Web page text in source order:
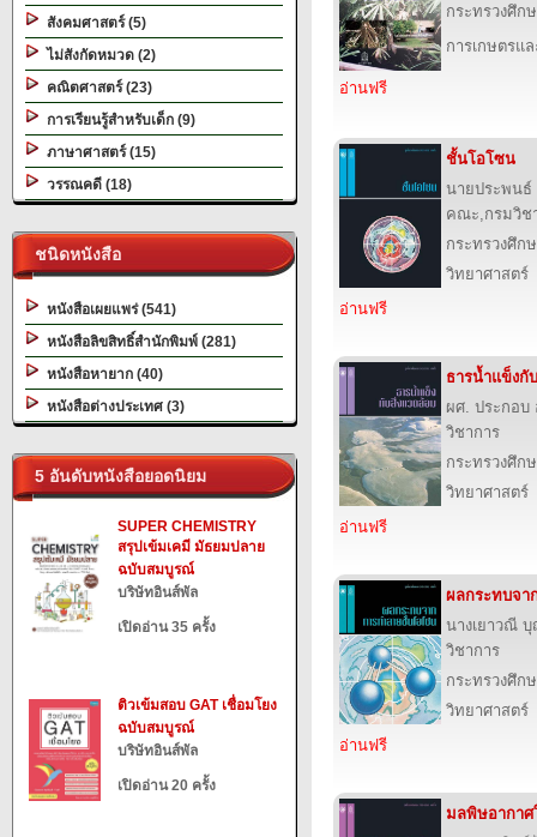
สังคมศาสตร์ (5)
ไม่สังกัดหมวด (2)
คณิตศาสตร์ (23)
การเรียนรู้สำหรับเด็ก (9)
ภาษาศาสตร์ (15)
วรรณคดี (18)
ชนิดหนังสือ
หนังสือเผยแพร่ (541)
หนังสือลิขสิทธิ์สำนักพิมพ์ (281)
หนังสือหายาก (40)
หนังสือต่างประเทศ (3)
5 อันดับหนังสือยอดนิยม
SUPER CHEMISTRY
สรุปเข้มเคมี มัธยมปลาย
ฉบับสมบูรณ์
บริษัทอินส์พัล
เปิดอ่าน 35 ครั้ง
ติวเข้มสอบ GAT เชื่อมโยง
ฉบับสมบูรณ์
บริษัทอินส์พัล
เปิดอ่าน 20 ครั้ง
กระทรวงศึก
การเกษตรแ
อ่านฟรี
ชั้นโอโซน
นายประพน
คณะ,กรมวิช
กระทรวงศึก
วิทยาศาสตร์
อ่านฟรี
ธารน้ำแข็งกั
ผศ. ประกอ
วิชาการ
กระทรวงศึก
วิทยาศาสตร์
อ่านฟรี
ผลกระทบจา
นางเยาวณี
วิชาการ
กระทรวงศึก
วิทยาศาสตร์
อ่านฟรี
มลพิษอากาศ